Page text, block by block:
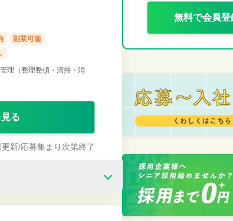
副業可能
理（整理整頓・清掃・消
る
更新/応募集まり次第終了
無料で会員登